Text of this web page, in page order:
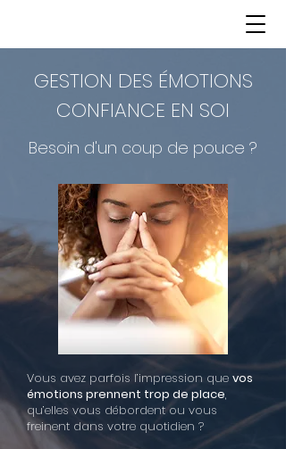
GESTION DES ÉMOTIONS
CONFIANCE EN SOI
Besoin d'un coup de pouce ?
Vous avez parfois l’impression que vos
émotions prennent trop de place,
qu’elles vous débordent ou vous
freinent dans votre quotidien ?